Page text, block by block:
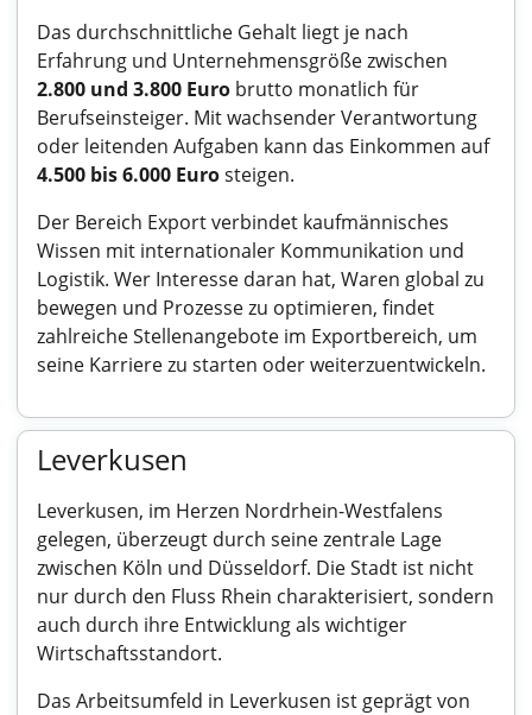
Das durchschnittliche Gehalt liegt je nach
Erfahrung und Unternehmensgröße zwischen
2.800 und 3.800 Euro brutto monatlich für
Berufseinsteiger. Mit wachsender Verantwortung
oder leitenden Aufgaben kann das Einkommen auf
4.500 bis 6.000 Eurosteigen.
Der Bereich Export verbindet kaufmännisches
Wissen mit internationaler Kommunikation und
Logistik. Wer Interesse daran hat, Waren global zu
bewegen und Prozesse zu optimieren, findet
zahlreiche Stellenangebote im Exportbereich, um
seine Karriere zu starten oder weiterzuentwickeln.
Leverkusen
Leverkusen, im Herzen Nordrhein-Westfalens
gelegen, überzeugt durch seine zentrale Lage
zwischen Köln und Düsseldorf. Die Stadt ist nicht
nur durch den Fluss Rhein charakterisiert, sondern
auch durch ihre Entwicklung als wichtiger
Wirtschaftsstandort.
Das Arbeitsumfeld in Leverkusen ist geprägt von